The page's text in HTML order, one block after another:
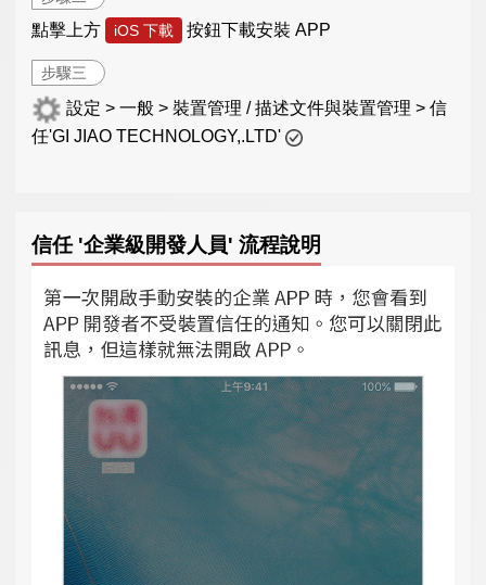
點擊上方 iOS 下載 按鈕下載安裝 APP
步驟三
設定 > 一般 > 裝置管理 / 描述文件與裝置管理 > 信
任'GI JIAO TECHNOLOGY,.LTD'
信任 '企業級開發人員' 流程說明